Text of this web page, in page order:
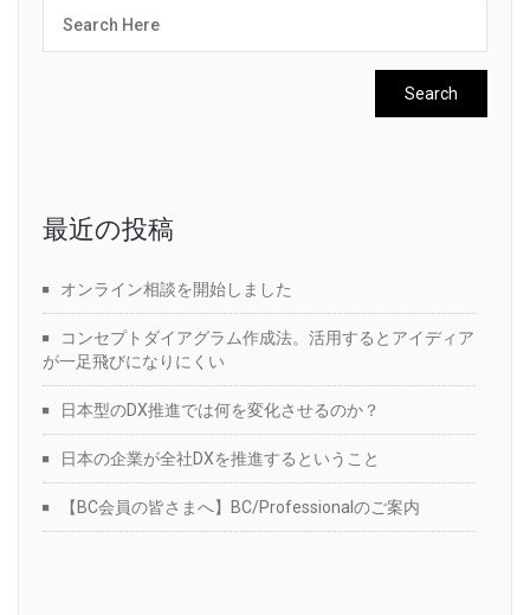
最近の投稿
オンライン相談を開始しました
コンセプトダイアグラム作成法。活用するとアイディア
が一足飛びになりにくい
日本型のDX推進では何を変化させるのか？
日本の企業が全社DXを推進するということ
【BC会員の皆さまへ】BC/Professionalのご案内